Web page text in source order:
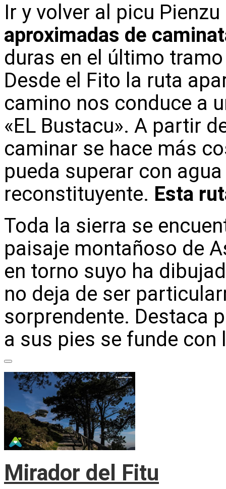
Ir y volver al picu
aproximadas de
duras en el último
Desde el Fito la ruta
camino nos conduce a
«EL Bustacu». A partir
caminar se hace más
pueda superar con
reconstituyente. Esta
Toda la sierra se
paisaje montañoso de
en torno suyo ha
no deja de ser
sorprendente. Destaca
a sus pies se funde
Mirador del Fitu